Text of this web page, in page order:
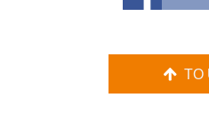
TO